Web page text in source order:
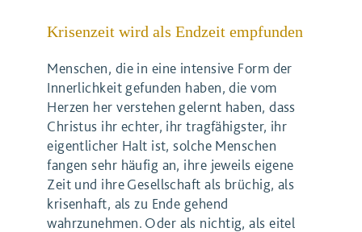
Krisenzeit wird als Endzeit empfunden
Menschen, die in eine intensive Form der
Innerlichkeit gefunden haben, die vom
Herzen her verstehen gelernt haben, dass
Christus ihr echter, ihr tragfähigster, ihr
eigentlicher Halt ist, solche Menschen
fangen sehr häufig an, ihre jeweils eigene
Zeit und ihre Gesellschaft als brüchig, als
krisenhaft, als zu Ende gehend
wahrzunehmen. Oder als nichtig, als eitel